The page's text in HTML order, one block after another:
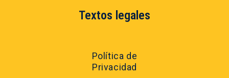
Textos legales
Política de
Privacidad